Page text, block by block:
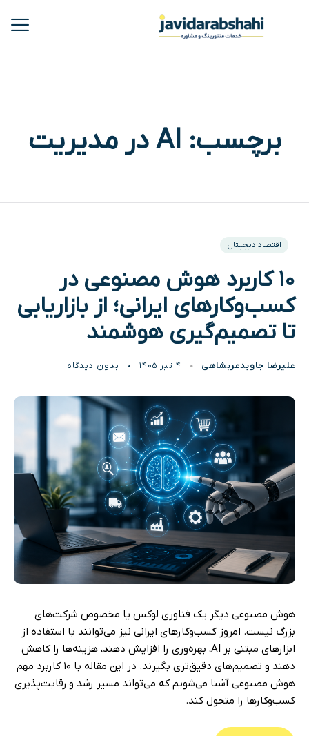
برچسب: AI در مدیریت
اقتصاد دیجیتال
۱۰ کاربرد هوش مصنوعی در
کسب‌وکارهای ایرانی؛ از بازاریابی
تا تصمیم‌گیری هوشمند
علیرضا جاویدعربشاهی ۴ تیر ۱۴۰۵ بدون دیدگاه
هوش مصنوعی دیگر یک فناوری لوکس یا مخصوص شرکت‌های
بزرگ نیست. امروز کسب‌وکارهای ایرانی نیز می‌توانند با استفاده از
ابزارهای مبتنی بر AI، بهره‌وری را افزایش دهند، هزینه‌ها را کاهش
دهند و تصمیم‌های دقیق‌تری بگیرند. در این مقاله با ۱۰ کاربرد مهم
هوش مصنوعی آشنا می‌شویم که می‌تواند مسیر رشد و رقابت‌پذیری
کسب‌وکارها را متحول کند.